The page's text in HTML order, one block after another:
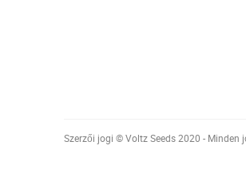
Szerzői jogi © Voltz Seeds 2020 - Minden